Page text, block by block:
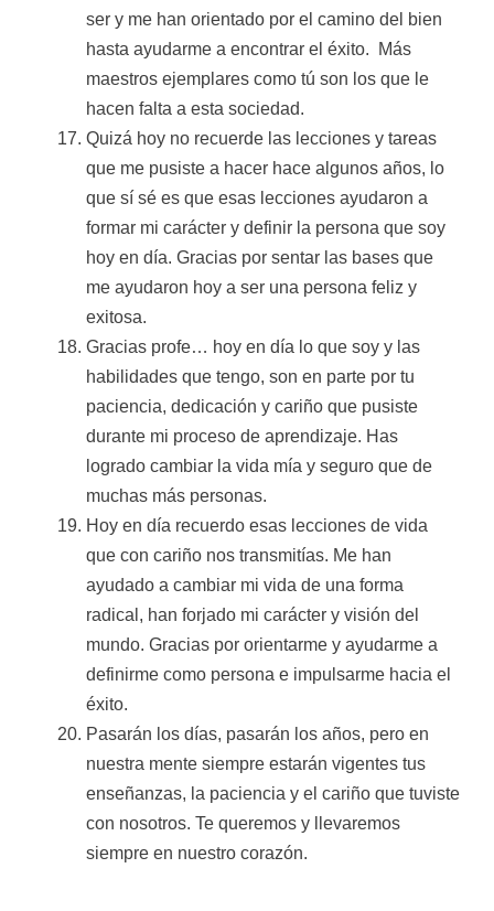
ser y me han orientado por el camino del bien
hasta ayudarme a encontrar el éxito. Más
maestros ejemplares como tú son los que le
hacen falta a esta sociedad.
Quizá hoy no recuerde las lecciones y tareas
que me pusiste a hacer hace algunos años, lo
que sí sé es que esas lecciones ayudaron a
formar mi carácter y definir la persona que soy
hoy en día. Gracias por sentar las bases que
me ayudaron hoy a ser una persona feliz y
exitosa.
Gracias profe… hoy en día lo que soy y las
habilidades que tengo, son en parte por tu
paciencia, dedicación y cariño que pusiste
durante mi proceso de aprendizaje. Has
logrado cambiar la vida mía y seguro que de
muchas más personas.
Hoy en día recuerdo esas lecciones de vida
que con cariño nos transmitías. Me han
ayudado a cambiar mi vida de una forma
radical, han forjado mi carácter y visión del
mundo. Gracias por orientarme y ayudarme a
definirme como persona e impulsarme hacia el
éxito.
Pasarán los días, pasarán los años, pero en
nuestra mente siempre estarán vigentes tus
enseñanzas, la paciencia y el cariño que tuviste
con nosotros. Te queremos y llevaremos
siempre en nuestro corazón.